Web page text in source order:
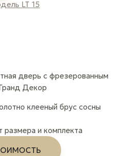
дверь с фрезерованным
Декор
клееный брус сосны
размера и комплекта